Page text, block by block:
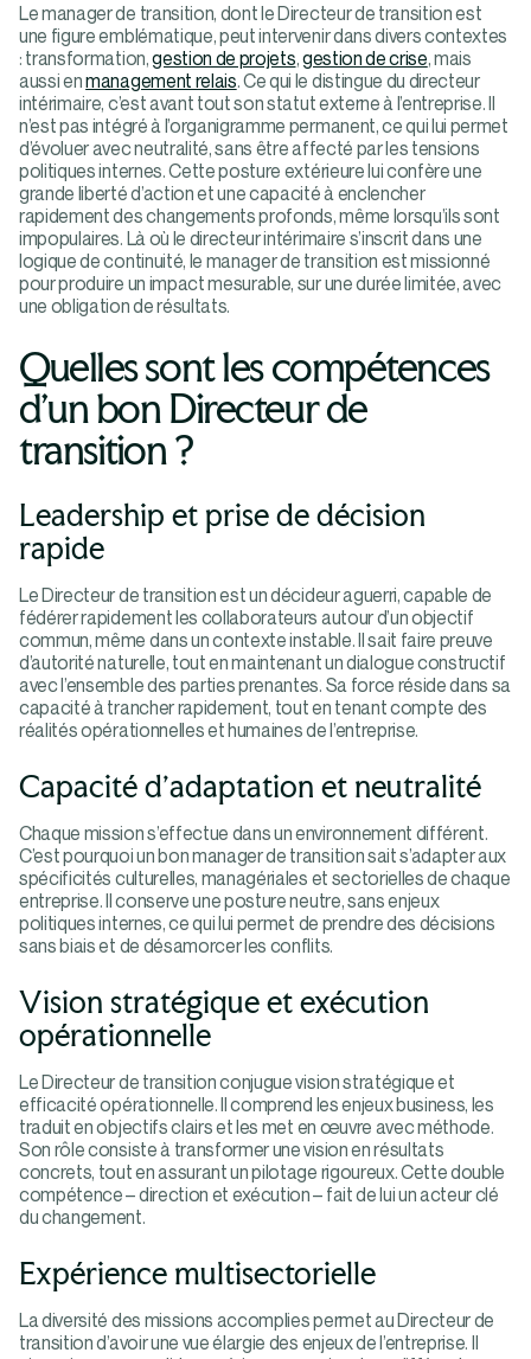
Le manager de transition, dont le Directeur de transition est
une figure emblématique, peut intervenir dans divers contextes
: transformation,gestion de projets,gestion de crise, mais
aussi enmanagement relais. Ce qui le distingue du directeur
intérimaire, c’est avant tout son statut externe à l’entreprise. Il
n’est pas intégré à l’organigramme permanent, ce qui lui permet
d’évoluer avec neutralité, sans être affecté par les tensions
politiques internes. Cette posture extérieure lui confère une
grande liberté d’action et une capacité à enclencher
rapidement des changements profonds, même lorsqu’ils sont
impopulaires. Là où le directeur intérimaire s’inscrit dans une
logique de continuité, le manager de transition est missionné
pour produire un impact mesurable, sur une durée limitée, avec
une obligation de résultats.
Quelles sont les compétences
d’un bon Directeur de
transition ?
Leadership et prise de décision
rapide
Le Directeur de transition est un décideur aguerri, capable de
fédérer rapidement les collaborateurs autour d’un objectif
commun, même dans un contexte instable. Il sait faire preuve
d’autorité naturelle, tout en maintenant un dialogue constructif
avec l’ensemble des parties prenantes. Sa force réside dans sa
capacité à trancher rapidement, tout en tenant compte des
réalités opérationnelles et humaines de l’entreprise.
Capacité d’adaptation et neutralité
Chaque mission s’effectue dans un environnement différent.
C’est pourquoi un bon manager de transition sait s’adapter aux
spécificités culturelles, managériales et sectorielles de chaque
entreprise. Il conserve une posture neutre, sans enjeux
politiques internes, ce qui lui permet de prendre des décisions
sans biais et de désamorcer les conflits.
Vision stratégique et exécution
opérationnelle
Le Directeur de transition conjugue vision stratégique et
efficacité opérationnelle. Il comprend les enjeux business, les
traduit en objectifs clairs et les met en œuvre avec méthode.
Son rôle consiste à transformer une vision en résultats
concrets, tout en assurant un pilotage rigoureux. Cette double
compétence – direction et exécution – fait de lui un acteur clé
du changement.
Expérience multisectorielle
La diversité des missions accomplies permet au Directeur de
transition d’avoir une vue élargie des enjeux de l’entreprise. Il